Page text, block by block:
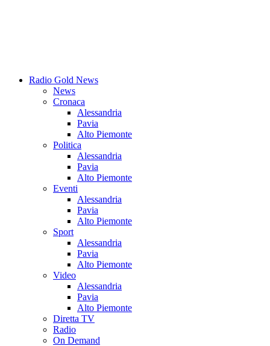
Radio Gold News
News
Cronaca
Alessandria
Pavia
Alto Piemonte
Politica
Alessandria
Pavia
Alto Piemonte
Eventi
Alessandria
Pavia
Alto Piemonte
Sport
Alessandria
Pavia
Alto Piemonte
Video
Alessandria
Pavia
Alto Piemonte
Diretta TV
Radio
On Demand